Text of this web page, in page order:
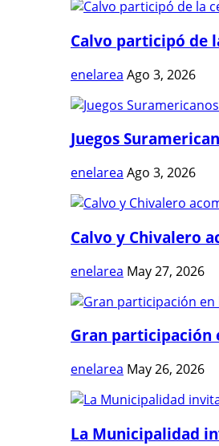
Calvo participó de
enelarea Ago 3, 2026
Juegos
enelarea Ago 3, 2026
Calvo y Chivalero
enelarea May 27, 2026
Gran participación
enelarea May 26, 2026
La Municipalidad